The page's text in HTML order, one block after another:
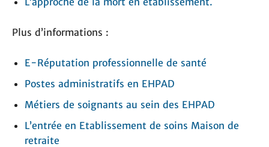
Plus d’informations :
E-Réputation professionnelle de santé
Postes administratifs en EHPAD
Métiers de soignants au sein des EHPAD
L’entrée en Etablissement de soins Maison de
retraite